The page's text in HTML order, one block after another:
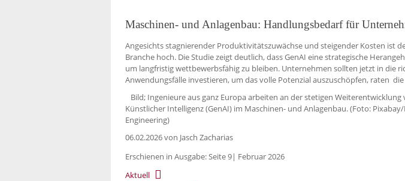
Maschinen- und Anlagenbau: Handlungsbedarf für
Angesichts stagnierender Produktivitätszuwächse und steigender Kosten ist
Branche hoch. Die Studie zeigt deutlich, dass GenAI eine strategische
um langfristig wettbewerbsfähig zu bleiben. Unternehmen sollten jetzt in die
Anwendungsfälle investieren, um das volle Potenzial auszuschöpfen, raten
Bild; Ingenieure aus ganz Europa arbeiten an der stetigen Weiterentwicklung
Künstlicher Intelligenz (GenAI) im Maschinen- und Anlagenbau. (Foto:
Engineering)
06.02.2026von Jasch Zacharias
Erschienen in Ausgabe: Seite 9| Februar 2026
Aktuell